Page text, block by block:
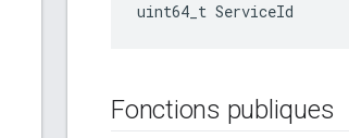
uint64_t ServiceId
Fonctions publiques